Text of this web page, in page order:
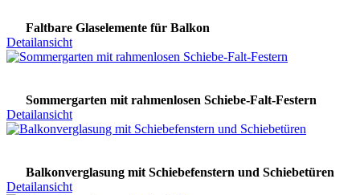
Faltbare Glaselemente für Balkon
Detailansicht
Sommergarten mit rahmenlosen Schiebe-Falt-Festern
Detailansicht
Balkonverglasung mit Schiebefenstern und Schiebetüren
Detailansicht